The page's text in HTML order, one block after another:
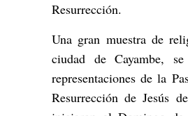
Resurrección.
Una gran muestra de
ciudad de Cayambe,
representaciones de la
Resurrección de Jesús